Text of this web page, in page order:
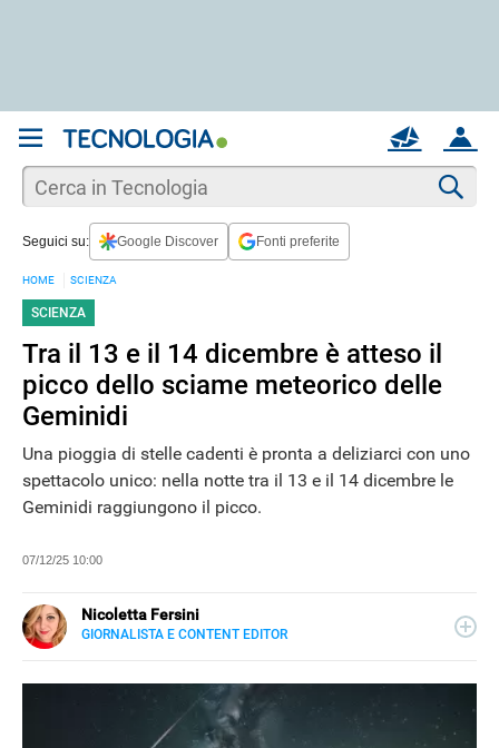
ACCOUNT
MAIL
Seguici su: Google Discover Fonti preferite
HOME SCIENZA
SCIENZA
Tra il 13 e il 14 dicembre è atteso il
picco dello sciame meteorico delle
Geminidi
Una pioggia di stelle cadenti è pronta a deliziarci con uno
spettacolo unico: nella notte tra il 13 e il 14 dicembre le
Geminidi raggiungono il picco.
07/12/25 10:00
Nicoletta Fersini
GIORNALISTA E CONTENT EDITOR
content editor. Per Libero Tecnologia scrive di scienza e
nuove scoperte, nel tempo libero si dedica alle dinamiche